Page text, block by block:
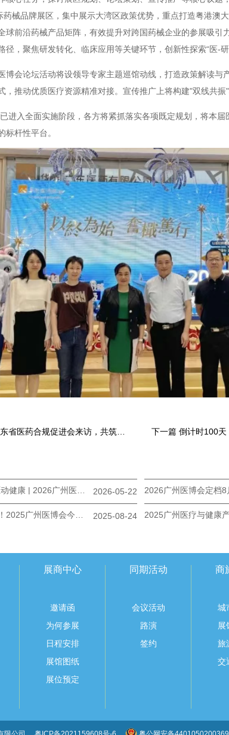
药械品牌展区，集中展示大湾区政策优势，重点打造粤港澳
球前沿药械产品矩阵，有效提升对跨国药械企业的参展吸引
径，聚焦研发转化、临床应用等关键环节，创新性探索“医-研
博会论坛活动将设领导专家主题巡馆动线，打造政策解读与
，推动优质医疗资源精准对接。宣传推广上将构建"双线共振
进入全面实施阶段，各方将紧抓落实各项既定规划，将本
标杆性平台。
2026-05-22
2025-08-24
展商中心
邀请函
为何参展
日程安排
展馆图纸
展位预定
同期活动
会议活动
路演
签约
商
城
展
旅
交